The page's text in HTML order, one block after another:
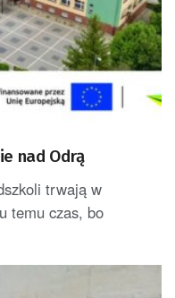
nad Odrą
trwają w
temu czas, bo